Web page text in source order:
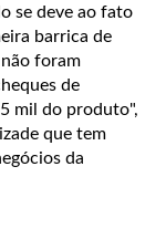
se deve ao fato
barrica de
foram
de
mil do produto",
que tem
da